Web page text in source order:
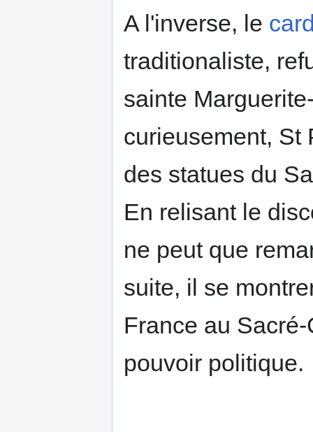
A l'inverse, le
traditionaliste,
sainte
curieusement, St
des statues du
En relisant le
ne peut que
suite, il se
France au
pouvoir politique.